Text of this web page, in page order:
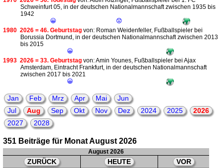
Schweinfurt 05, in der deutschen Nationalmannschaft zwischen 1935 bis
1942
😀
😟
1980 2026 = 46. Geburtstag von: Roman Weidenfeller, Fußballspieler bei
Borussia Dortmund, in der deutschen Nationalmannschaft zwischen 2013
bis 2015
😀
1993 2026 = 33. Geburtstag von: Amin Younes, Fußballspieler bei Ajax
Amsterdam, Eintracht Frankfurt, in der deutschen Nationalmannschaft
zwischen 2017 bis 2021
😀
Jan Feb Mrz Apr Mai
Jun
Jul
Aug Sep Okt Nov Dez 2024 2025
2026
2027
2028
351 Beiträge für Monat August 2026
August 2026
ZURÜCK HEUTE VOR